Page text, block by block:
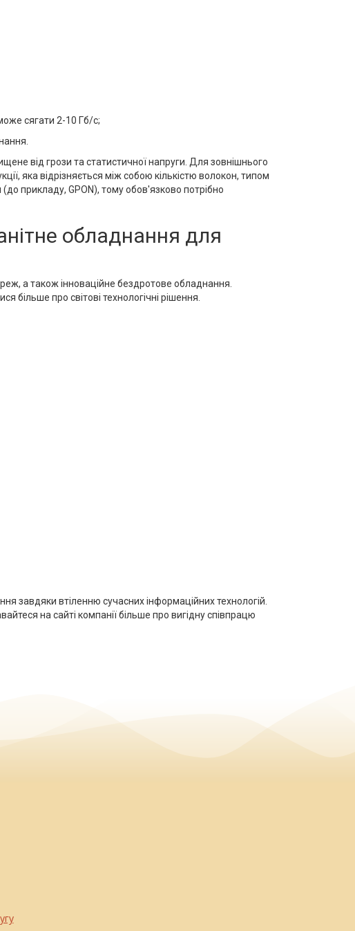
сягати 2-10 Гб/с;
від грози та статистичної напруги. Для зовнішнього
яка відрізняється між собою кількістю волокон, типом
прикладу, GPON), тому обов'язково потрібно
обладнання для
а також інноваційне бездротове обладнання.
більше про світові технологічні рішення.
завдяки втіленню сучасних інформаційних технологій.
на сайті компанії більше про вигідну співпрацю